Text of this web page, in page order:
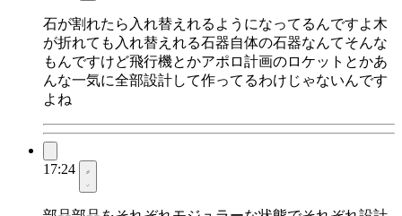
石が割れたら入れ替えれるようになってるんですよ木
が折れても入れ替えれる石器自体の石器なんてそんな
もんですけど飛行機とかアポロ計画のロケットとかあ
んな一気に全部設計して作ってるわけじゃないんです
よね
17:24